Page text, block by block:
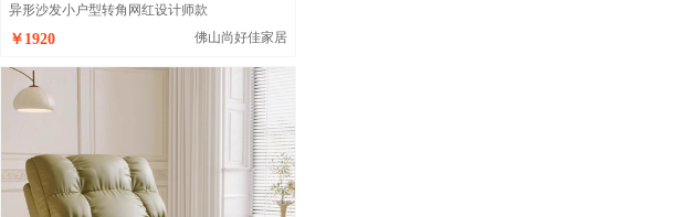
异形沙发小户型转角网红设计师款
￥1920 佛山尚好佳家居